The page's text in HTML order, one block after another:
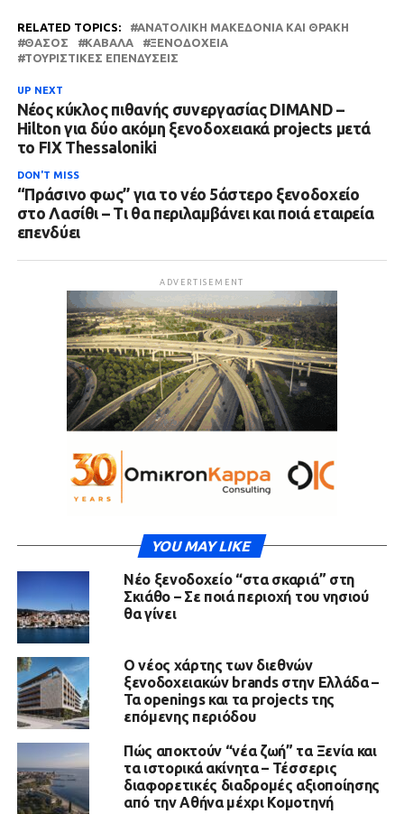
RELATED TOPICS:
ΑΝΑΤΟΛΙΚΉ ΜΑΚΕΔΟΝΊΑ ΚΑΙ ΘΡΆΚΗ
ΘΆΣΟΣ
ΚΑΒΆΛΑ
ΞΕΝΟΔΟΧΕΊΑ
ΤΟΥΡΙΣΤΙΚΈΣ ΕΠΕΝΔΎΣΕΙΣ
UP NEXT
Νέος κύκλος πιθανής συνεργασίας DIMAND –
Hilton για δύο ακόμη ξενοδοχειακά projects μετά
το FIX Thessaloniki
DON'T MISS
“Πράσινο φως” για το νέο 5άστερο ξενοδοχείο
στο Λασίθι – Τι θα περιλαμβάνει και ποιά εταιρεία
επενδύει
ADVERTISEMENT
YOU MAY LIKE
Νέο ξενοδοχείο “στα σκαριά” στη
Σκιάθο – Σε ποιά περιοχή του νησιού
θα γίνει
Ο νέος χάρτης των διεθνών
ξενοδοχειακών brands στην Ελλάδα –
Τα openings και τα projects της
επόμενης περιόδου
Πώς αποκτούν “νέα ζωή” τα Ξενία και
τα ιστορικά ακίνητα – Τέσσερις
διαφορετικές διαδρομές αξιοποίησης
από την Αθήνα μέχρι Κομοτηνή